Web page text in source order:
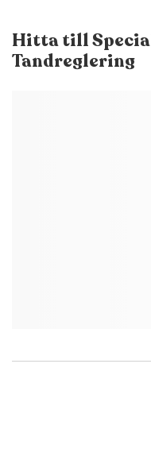
Hitta till
Tandreglering